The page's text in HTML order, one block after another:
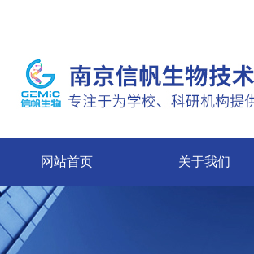
网站首页 关于我们